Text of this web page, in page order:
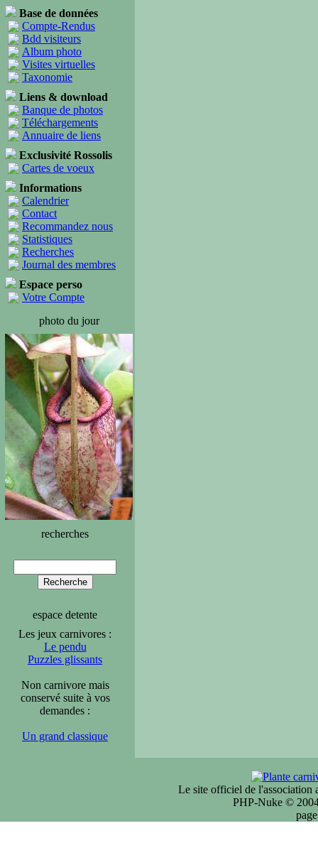
Base de données
Compte-Rendus
Bdd visiteurs
Album photo
Visites virtuelles
Taxonomie
Liens & download
Banque de photos
Téléchargements
Annuaire de liens
Exclusivité Rossolis
Cartes de voeux
Informations
Calendrier
Contact
Recommandez nous
Statistiques
Recherches
Journal des membres
Espace perso
Votre Compte
photo du jour
recherches
espace detente
Les jeux carnivores :
Le pendu
Puzzles glissants
Non carnivore mais
conservé suite à vos
demandes :
Un grand classique
Le site officiel de l'association
PHP-Nuke ©